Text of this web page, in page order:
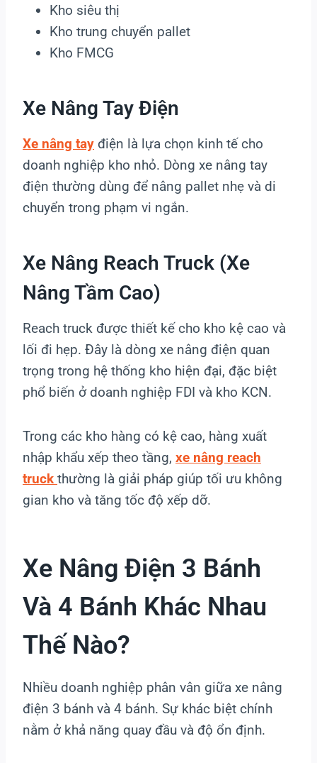
Kho siêu thị
Kho trung chuyển pallet
Kho FMCG
Xe Nâng Tay Điện
Xe nâng tay điện là lựa chọn kinh tế cho
doanh nghiệp kho nhỏ. Dòng xe nâng tay
điện thường dùng để nâng pallet nhẹ và di
chuyển trong phạm vi ngắn.
Xe Nâng Reach Truck (xe
Nâng Tầm Cao)
Reach truck được thiết kế cho kho kệ cao và
lối đi hẹp. Đây là dòng xe nâng điện quan
trọng trong hệ thống kho hiện đại, đặc biệt
phổ biến ở doanh nghiệp FDI và kho KCN.
Trong các kho hàng có kệ cao, hàng xuất
nhập khẩu xếp theo tầng, xe nâng reach
truck thường là giải pháp giúp tối ưu không
gian kho và tăng tốc độ xếp dỡ.
Xe Nâng Điện 3 Bánh
Và 4 Bánh Khác Nhau
Thế Nào?
Nhiều doanh nghiệp phân vân giữa xe nâng
điện 3 bánh và 4 bánh. Sự khác biệt chính
nằm ở khả năng quay đầu và độ ổn định.